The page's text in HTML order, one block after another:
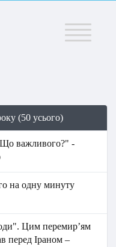
Меню
(50 усього)
важливого?" -
на одну минуту
Цим перемир’ям
перед Іраном –